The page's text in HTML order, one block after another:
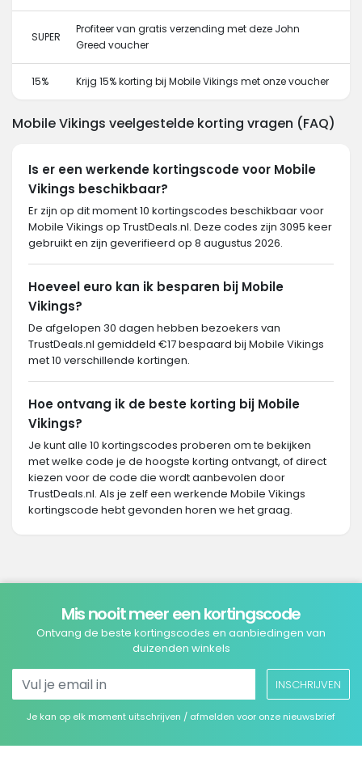
SUPER
Profiteer van gratis verzending met deze John
Greed voucher
15% Krijg 15% korting bij Mobile Vikings met onze voucher
Mobile Vikings veelgestelde korting vragen (FAQ)
Is er een werkende kortingscode voor Mobile
Vikings beschikbaar?
Er zijn op dit moment 10 kortingscodes beschikbaar voor
Mobile Vikings op TrustDeals.nl. Deze codes zijn 3095 keer
gebruikt en zijn geverifieerd op 8 augustus 2026.
Hoeveel euro kan ik besparen bij Mobile
Vikings?
De afgelopen 30 dagen hebben bezoekers van
TrustDeals.nl gemiddeld €17 bespaard bij Mobile Vikings
met 10 verschillende kortingen.
Hoe ontvang ik de beste korting bij Mobile
Vikings?
Je kunt alle 10 kortingscodes proberen om te bekijken
met welke code je de hoogste korting ontvangt, of direct
kiezen voor de code die wordt aanbevolen door
TrustDeals.nl. Als je zelf een werkende Mobile Vikings
kortingscode hebt gevonden horen we het graag.
Mis nooit meer een kortingscode
Ontvang de beste kortingscodes en aanbiedingen van
duizenden winkels
INSCHRIJVEN
Je kan op elk moment uitschrijven / afmelden voor onze nieuwsbrief